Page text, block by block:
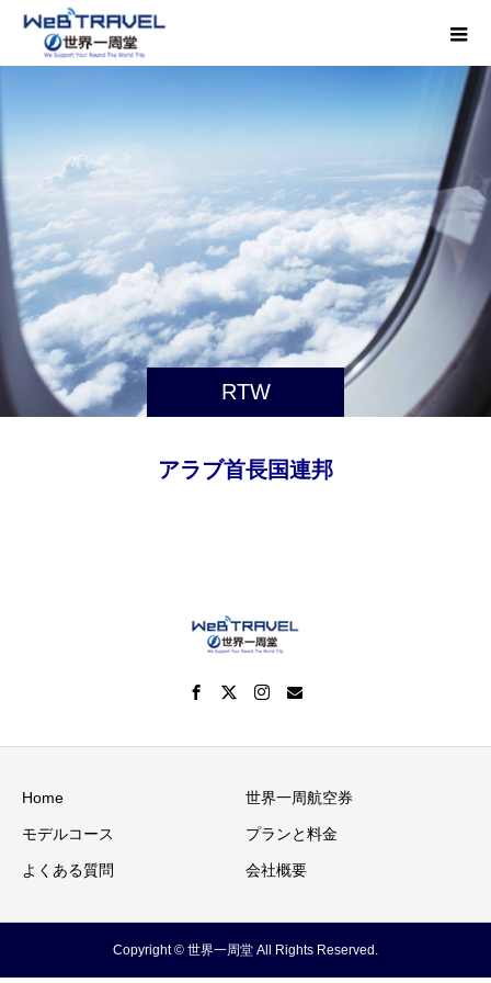
RTW
アラブ首長国連邦
Home 世界一周航空券
モデルコース プランと料金
よくある質問 会社概要
Copyright © 世界一周堂 All Rights Reserved.